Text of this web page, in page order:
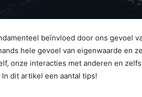
beïnvloed door ons gevoel
hele gevoel van eigenwaarde en
onze interacties met anderen en
dit artikel een aantal tips!